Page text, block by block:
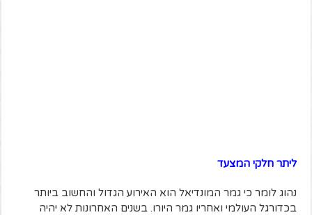
ליתר חלקי המצעד
נהוג לומר כי גמר המונדיאל הוא האירוע הגדול והחשוב ביותר
בכדורגל העולמי ואחריו גמר היורו. בשנים האחרונות לא יהיה